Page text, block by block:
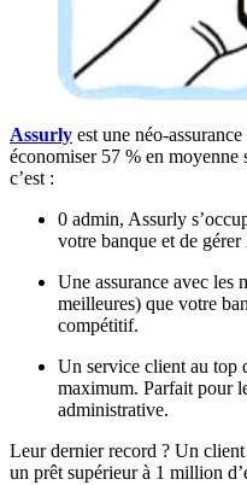
Assurly est une néo-
économiser 57 % en moyenne
c’est :
0 admin, Assurly
votre banque et de gérer
Une assurance avec les
meilleures) que votre
compétitif.
Un service client au top
maximum. Parfait pour
administrative.
Leur dernier record ? Un
un prêt supérieur à 1 million